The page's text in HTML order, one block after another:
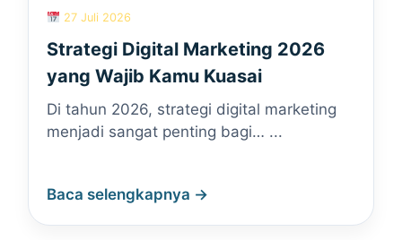
27 Juli 2026
Strategi Digital Marketing 2026
yang Wajib Kamu Kuasai
Di tahun 2026, strategi digital marketing
menjadi sangat penting bagi… ...
Baca selengkapnya →